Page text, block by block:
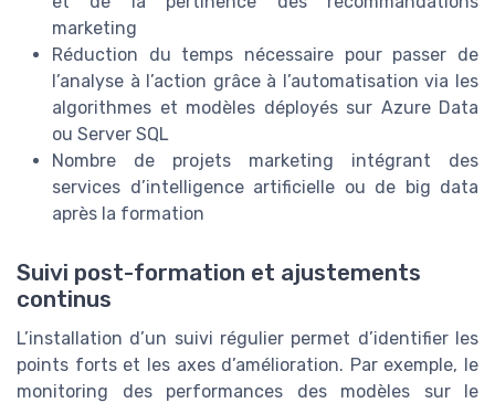
marketing
Réduction du temps nécessaire pour passer de
l’analyse à l’action grâce à l’automatisation via les
algorithmes et modèles déployés sur Azure Data
ou Server SQL
Nombre de projets marketing intégrant des
services d’intelligence artificielle ou de big data
après la formation
Suivi post-formation et ajustements
continus
L’installation d’un suivi régulier permet d’identifier les
points forts et les axes d’amélioration. Par exemple, le
monitoring des performances des modèles sur le